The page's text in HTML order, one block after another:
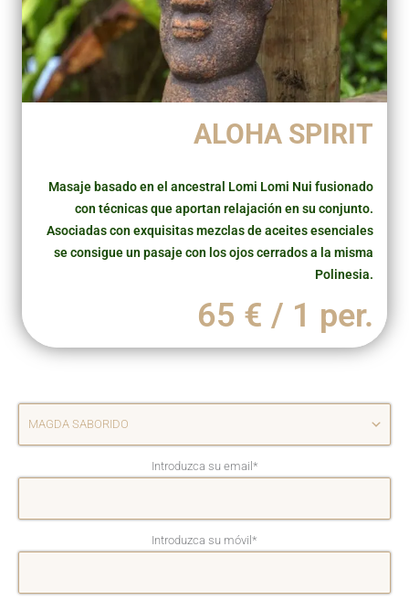
ALOHA SPIRIT
Masaje basado en el ancestral Lomi Lomi Nui fusionado
con técnicas que aportan relajación en su conjunto.
Asociadas con exquisitas mezclas de aceites esenciales
se consigue un pasaje con los ojos cerrados a la misma
Polinesia.
65 € / 1 per.
Introduzca su email *
Introduzca su móvil *